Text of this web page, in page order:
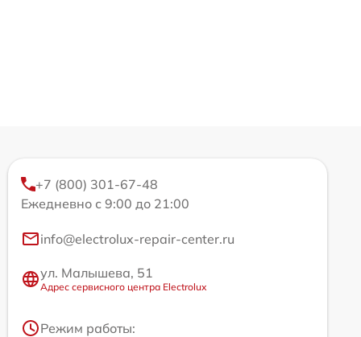
+7 (800) 301-67-48
Ежедневно с 9:00 до 21:00
info@electrolux-repair-center.ru
ул. Малышева, 51
Адрес сервисного центра Electrolux
Режим работы: